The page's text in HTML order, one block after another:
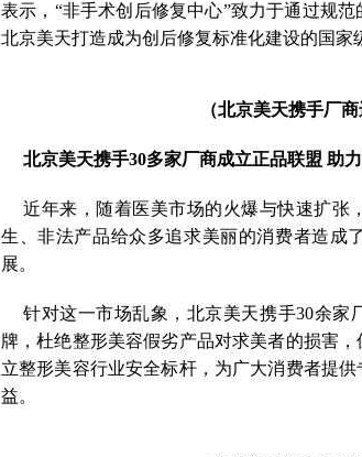
表示，“非手术创后修复中心”致力于通过规
北京美天打造成为创后修复标准化建设的国家
（北京美天携手厂
北京美天携手30多家厂商成立正品联盟 助
近年来，随着医美市场的火爆与快速扩张
生、非法产品给众多追求美丽的消费者造成
展。
针对这一市场乱象，北京美天携手30余家
牌，杜绝整形美容假劣产品对求美者的损害
立整形美容行业安全标杆，为广大消费者提
益。